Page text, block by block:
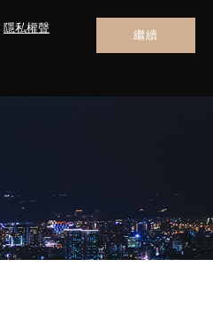
隱私權聲
繼續